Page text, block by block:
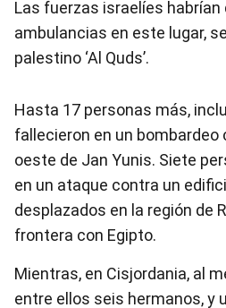
Las fuerzas israelíes
ambulancias en este lugar,
palestino ‘Al Quds’.
Hasta 17 personas más,
fallecieron en un bombardeo
oeste de Jan Yunis. Siete
en un ataque contra un
desplazados en la región de
frontera con Egipto.
Mientras, en Cisjordania, al
entre ellos seis hermanos, y